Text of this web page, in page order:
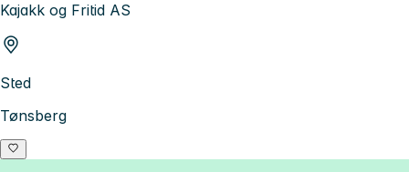
Kajakk og Fritid AS
Sted
Tønsberg